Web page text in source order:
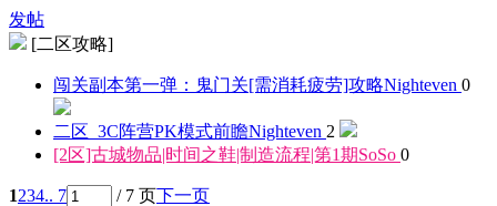
发帖
[二区攻略]
闯关副本第一弹：鬼门关[需消耗疲劳]攻略Nighteven 0
二区_3C阵营PK模式前瞻Nighteven 2
[2区]古城物品|时间之鞋|制造流程|第1期SoSo 0
1234.. 7 / 7 页下一页